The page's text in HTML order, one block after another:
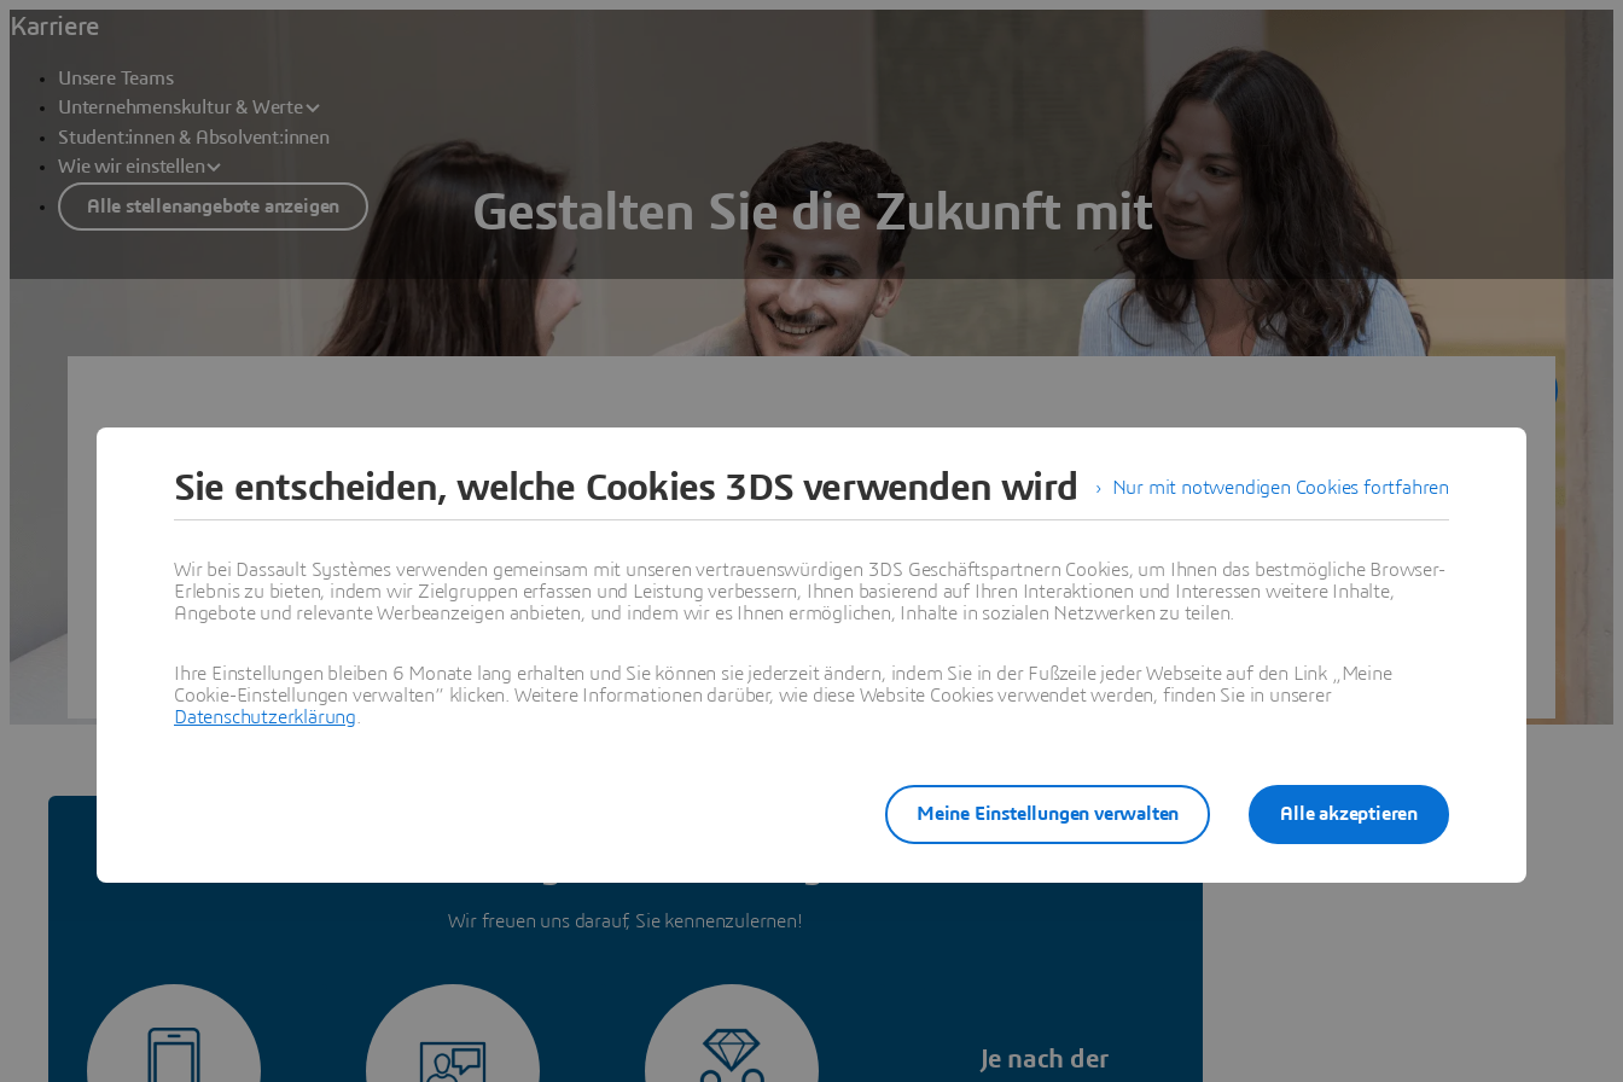
Karriere
Unsere Teams
Unternehmenskultur & Werte
Student:innen & Absolvent:innen
Wie wir einstellen
Alle stellenangebote anzeigen Gestalten Sie die Zukunft mit
Wir freuen uns darauf, Sie kennenzulernen!
Je nach der
Nur mit notwendigen Cookies fortfahren
Sie entscheiden, welche Cookies 3DS verwenden wird
Wir bei Dassault Systèmes verwenden gemeinsam mit unseren vertrauenswürdigen 3DS Geschäftspartnern Cookies, um Ihnen das bestmögliche Browser-
Erlebnis zu bieten, indem wir Zielgruppen erfassen und Leistung verbessern, Ihnen basierend auf Ihren Interaktionen und Interessen weitere Inhalte,
Angebote und relevante Werbeanzeigen anbieten, und indem wir es Ihnen ermöglichen, Inhalte in sozialen Netzwerken zu teilen.
Ihre Einstellungen bleiben 6 Monate lang erhalten und Sie können sie jederzeit ändern, indem Sie in der Fußzeile jeder Webseite auf den Link „Meine
Cookie-Einstellungen verwalten“ klicken. Weitere Informationen darüber, wie diese Website Cookies verwendet werden, finden Sie in unserer
Datenschutzerklärung
Alle akzeptieren
Meine Einstellungen verwalten